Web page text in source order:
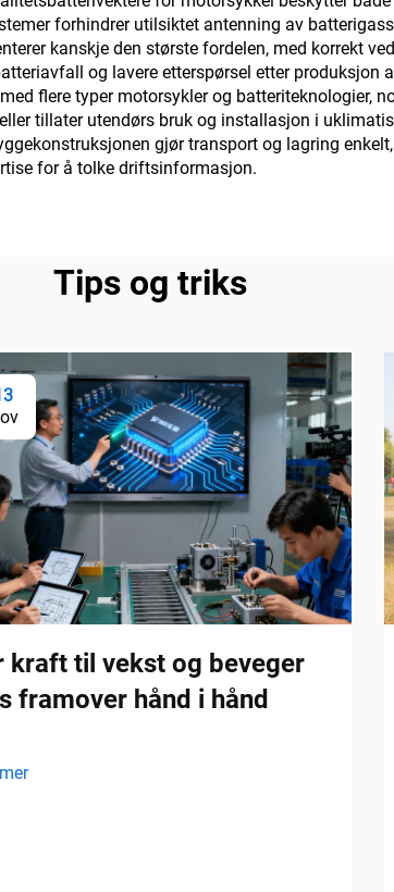
forhindrer utilsiktet antenning av
kanskje den største fordelen, med korrekt
og lavere etterspørsel etter
flere typer motorsykler og batteriteknologier,
tillater utendørs bruk og installasjon i
gjør transport og lagring
for å tolke driftsinformasjon.
Tips og triks
kraft til vekst og beveger
framover hånd i hånd